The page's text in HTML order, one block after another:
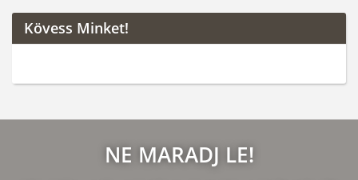
Kövess Minket!
NE MARADJ LE!